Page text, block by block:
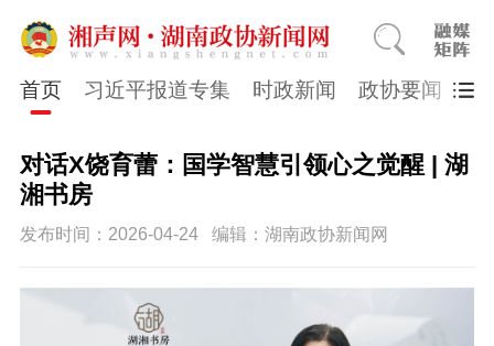
首页 习近平报道专集 时政新闻 政协要闻 市
对话X饶育蕾：国学智慧引领心之觉醒 | 湖
湘书房
发布时间：2026-04-24 编辑：湖南政协新闻网